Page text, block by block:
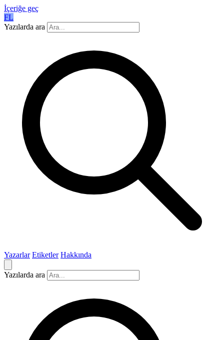
İçeriğe geç
FL
Yazılarda ara
Yazarlar Etiketler Hakkında
Yazılarda ara